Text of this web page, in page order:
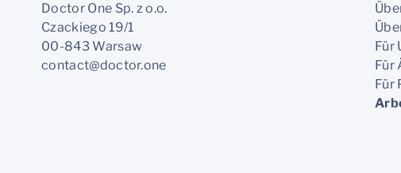
Doctor One Sp. z o.o.
Czackiego 19/1
00-843 Warsaw
contact@doctor.one
Für
Für
Für